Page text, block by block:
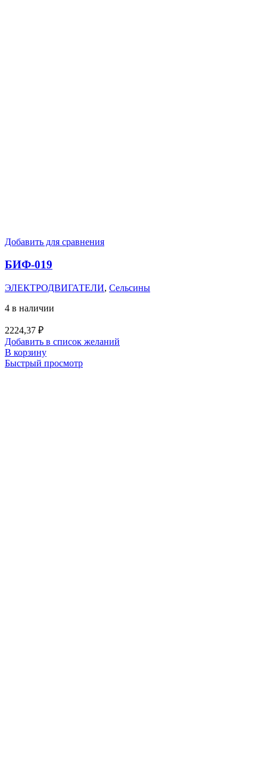
Добавить для сравнения
БИФ-019
ЭЛЕКТРОДВИГАТЕЛИ, Сельсины
4 в наличии
2224,37 ₽
Добавить в список желаний
В корзину
Быстрый просмотр